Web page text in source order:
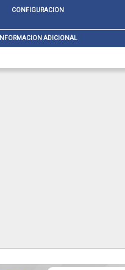
CONFIGURACION
INFORMACION ADICIONAL